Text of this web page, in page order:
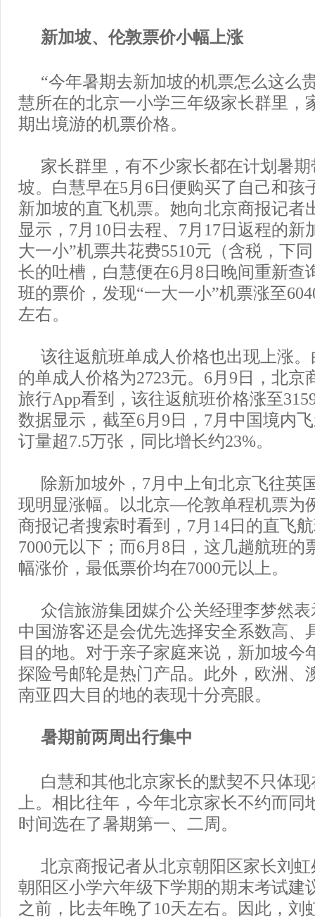
新加坡、伦敦票价小幅上涨
“今年暑期去新加坡的机票怎么这么
慧所在的北京一小学三年级家长群里，
期出境游的机票价格。
家长群里，有不少家长都在计划暑
坡。白慧早在5月6日便购买了自己和孩
新加坡的直飞机票。她向北京商报记者
显示，7月10日去程、7月17日返程的新
大一小”机票共花费5510元（含税，下
长的吐槽，白慧便在6月8日晚间重新查
班的票价，发现“一大一小”机票涨至
左右。
该往返航班单成人价格也出现上涨。
的单成人价格为2723元。6月9日，北京
旅行App看到，该往返航班价格涨至
数据显示，截至6月9日，7月中国境内
订量超7.5万张，同比增长约23%。
除新加坡外，7月中上旬北京飞往英
现明显涨幅。以北京—伦敦单程机票为
商报记者搜索时看到，7月14日的直飞
7000元以下；而6月8日，这几趟航班的
幅涨价，最低票价均在7000元以上。
众信旅游集团媒介公关经理李梦然
中国游客还是会优先选择安全系数高、
目的地。对于亲子家庭来说，新加坡今
探险号邮轮是热门产品。此外，欧洲、
南亚四大目的地的表现十分亮眼。
暑期前两周出行集中
白慧和其他北京家长的默契不只体
上。相比往年，今年北京家长不约而同
时间选在了暑期第一、二周。
北京商报记者从北京朝阳区家长刘
朝阳区小学六年级下学期的期末考试建
之前，比去年晚了10天左右。因此，刘